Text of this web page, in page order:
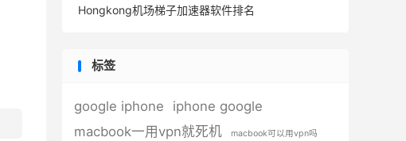
Hongkong机场梯子加速器软件排名
标签
google iphone
iphone google
macbook一用vpn就死机
macbook可以用vpn吗